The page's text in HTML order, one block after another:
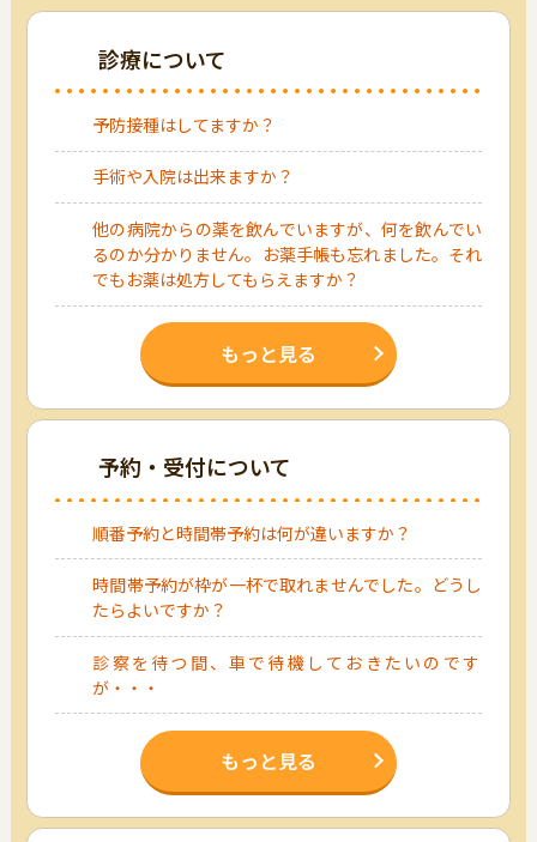
診療について
予防接種はしてますか？
手術や入院は出来ますか？
他の病院からの薬を飲んでいますが、何を飲んでい
るのか分かりません。お薬手帳も忘れました。それ
でもお薬は処方してもらえますか？
もっと見る
予約・受付について
順番予約と時間帯予約は何が違いますか？
時間帯予約が枠が一杯で取れませんでした。どうし
たらよいですか？
診察を待つ間、車で待機しておきたいのです
が・・・
もっと見る